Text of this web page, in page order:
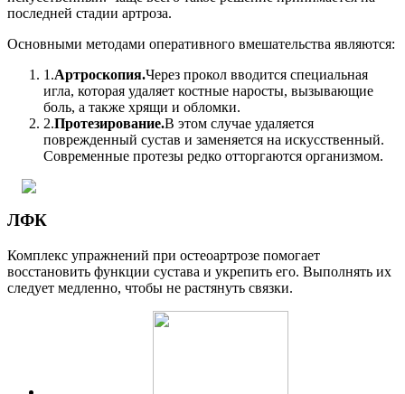
последней стадии артроза.
Основными методами оперативного вмешательства являются:
1.Артроскопия.Через прокол вводится специальная
игла, которая удаляет костные наросты, вызывающие
боль, а также хрящи и обломки.
2.Протезирование.В этом случае удаляется
поврежденный сустав и заменяется на искусственный.
Современные протезы редко отторгаются организмом.
ЛФК
Комплекс упражнений при остеоартрозе помогает
восстановить функции сустава и укрепить его. Выполнять их
следует медленно, чтобы не растянуть связки.